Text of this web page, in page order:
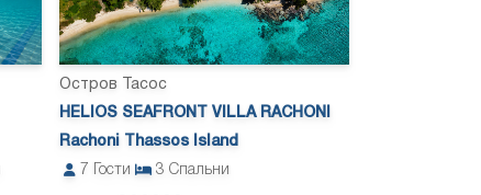
Остров Тасос
HELIOS SEAFRONT VILLA RACHONI
Rachoni Thassos Island
7
Гости 3 Спальни